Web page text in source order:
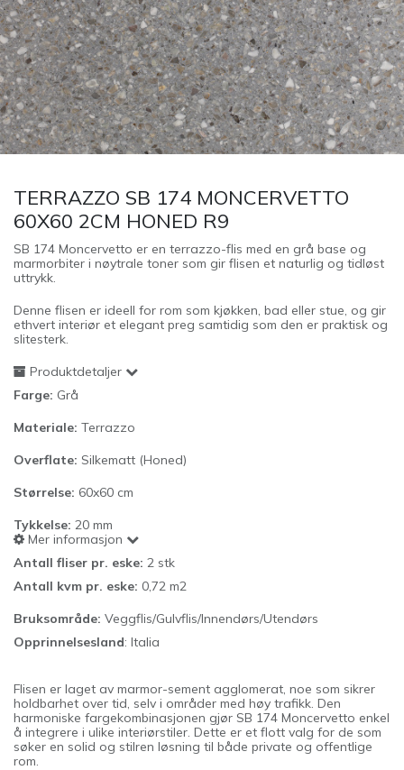
TERRAZZO SB 174 MONCERVETTO
60X60 2CM HONED R9
SB 174 Moncervetto er en terrazzo-flis med en grå base og
marmorbiter i nøytrale toner som gir flisen et naturlig og tidløst
uttrykk.
Denne flisen er ideell for rom som kjøkken, bad eller stue, og gir
ethvert interiør et elegant preg samtidig som den er praktisk og
slitesterk.
Produktdetaljer
Farge: Grå
Materiale: Terrazzo
Overflate: Silkematt (Honed)
Størrelse: 60x60 cm
Tykkelse: 20 mm
Mer informasjon
Antall fliser pr. eske: 2 stk
Antall kvm pr. eske: 0,72 m2
Bruksområde: Veggflis/Gulvflis/Innendørs/Utendørs
Opprinnelsesland: Italia
Flisen er laget av marmor-sement agglomerat, noe som sikrer
holdbarhet over tid, selv i områder med høy trafikk. Den
harmoniske fargekombinasjonen gjør SB 174 Moncervetto enkel
å integrere i ulike interiørstiler. Dette er et flott valg for de som
søker en solid og stilren løsning til både private og offentlige
rom.